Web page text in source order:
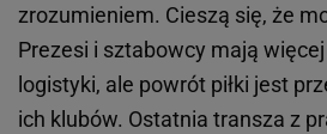
zrozumieniem. Cieszą się, że
Prezesi i sztabowcy mają
logistyki, ale powrót piłki jest
ich klubów. Ostatnia transza z